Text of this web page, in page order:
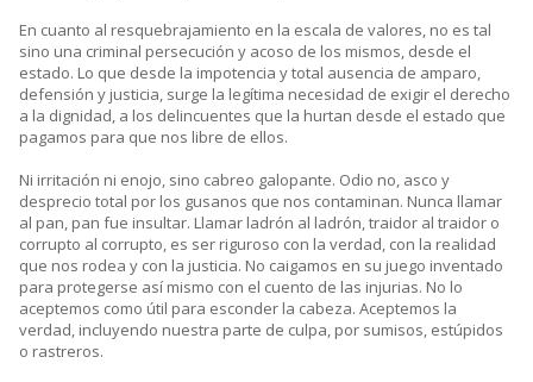
En cuanto al resquebrajamiento en la escala de valores, no es tal
sino una criminal persecución y acoso de los mismos, desde el
estado. Lo que desde la impotencia y total ausencia de amparo,
defensión y justicia, surge la legítima necesidad de exigir el derecho
a la dignidad, a los delincuentes que la hurtan desde el estado que
pagamos para que nos libre de ellos.
Ni irritación ni enojo, sino cabreo galopante. Odio no, asco y
desprecio total por los gusanos que nos contaminan. Nunca llamar
al pan, pan fue insultar. Llamar ladrón al ladrón, traidor al traidor o
corrupto al corrupto, es ser riguroso con la verdad, con la realidad
que nos rodea y con la justicia. No caigamos en su juego inventado
para protegerse así mismo con el cuento de las injurias. No lo
aceptemos como útil para esconder la cabeza. Aceptemos la
verdad, incluyendo nuestra parte de culpa, por sumisos, estúpidos
o rastreros.